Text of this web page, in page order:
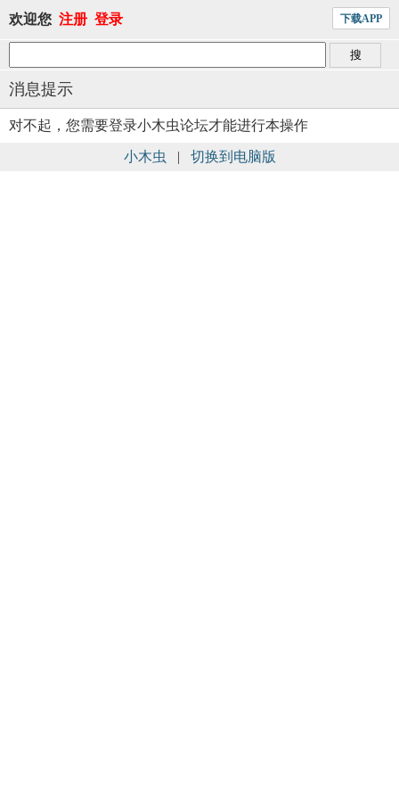
欢迎您 注册 登录 下载APP
消息提示
对不起，您需要登录小木虫论坛才能进行本操作
小木虫 | 切换到电脑版